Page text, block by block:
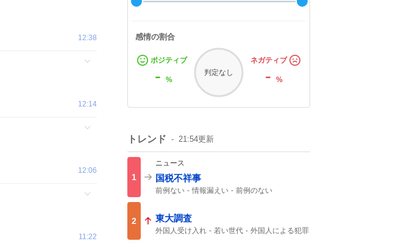
12:38
12:14
12:06
11:22
感情の割合
ポジティブ
- %
判定なし
ネガティブ
-%
トレンド 21:54更新
1
ニュース
国税不祥事
前例ない 情報漏えい 前例のない
2 東大調査
外国人受け入れ 若い世代 外国人による犯罪